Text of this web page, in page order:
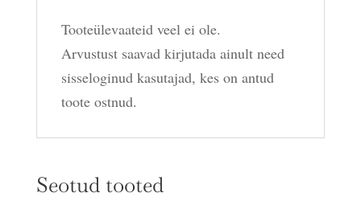
Tooteülevaateid veel ei ole.
Arvustust saavad kirjutada ainult need
sisseloginud kasutajad, kes on antud
toote ostnud.
Seotud tooted